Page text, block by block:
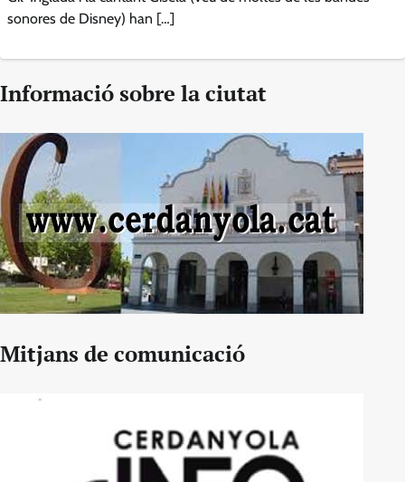
sonores de Disney) han […]
Informació sobre la ciutat
Mitjans de comunicació